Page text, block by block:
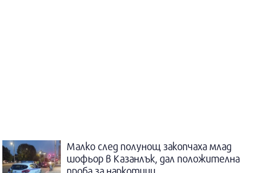
Малко след полунощ закопчаха млад
шофьор в Казанлък, дал положителна